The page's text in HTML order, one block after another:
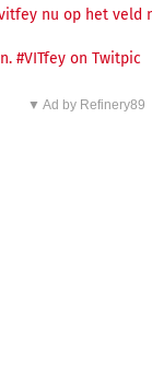
▼ Ad by Refinery89